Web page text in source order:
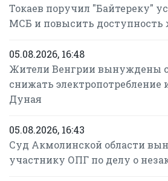
Токаев поручил "Байтереку"
МСБ и повысить доступность
05.08.2026, 16:48
Жители Венгрии вынуждены
снижать электропотребление
Дуная
05.08.2026, 16:43
Суд Акмолинской области
участнику ОПГ по делу о